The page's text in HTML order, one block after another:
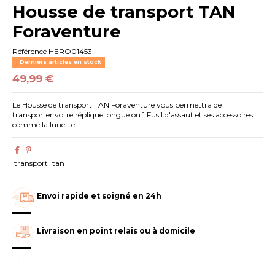
Housse de transport TAN
Foraventure
Référence HERO01453
Derniers articles en stock
49,99 €
Le Housse de transport TAN Foraventure vous permettra de
transporter votre réplique longue ou 1 Fusil d'assaut et ses accessoires
comme la lunette .
transport tan
Envoi rapide et soigné en 24h
Livraison en point relais ou à domicile